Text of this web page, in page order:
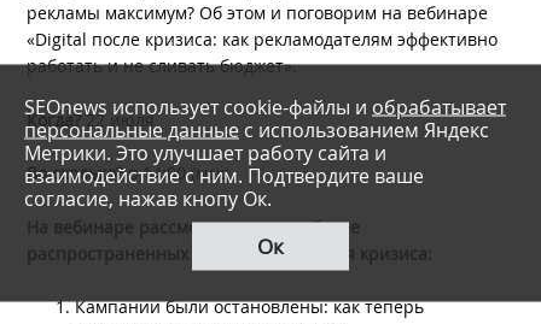
рекламы максимум? Об этом и поговорим на вебинаре
«Digital после кризиса: как рекламодателям эффективно
работать и не сливать бюджет».
Когда?22 июля
Во сколько?в 14:00 (мск)
На вебинаре рассмотрим три наиболее
распространенных сценария во время кризиса:
Кампании были остановлены: как теперь
SEOnews использует cookie-файлы и обрабатывает
персональные данные с использованием Яндекс
Метрики. Это улучшает работу сайта и
взаимодействие с ним. Подтвердите ваше
согласие, нажав кнопу Ок.
Ок